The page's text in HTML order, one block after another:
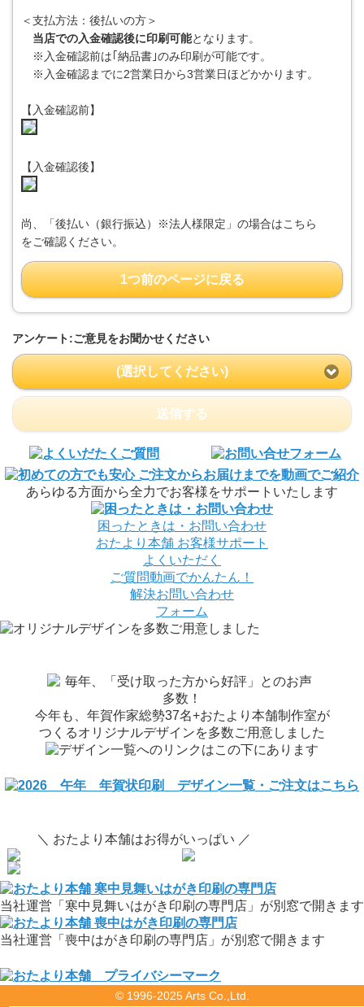
＜支払方法：後払いの方＞
当店での入金確認後に印刷可能となります。
※入金確認前は｢納品書｣のみ印刷が可能です。
※入金確認までに2営業日から3営業日ほどかかります。
【入金確認前】
【入金確認後】
尚、「後払い（銀行振込）※法人様限定」の場合はこちら
をご確認ください。
1つ前のページに戻る
アンケート:ご意見をお聞かせください
(選択してください)
送信する
あらゆる方面から全力でお客様をサポートいたします
困ったときは・お問い合わせ
おたより本舗 お客様サポート
よくいただく
ご質問動画でかんたん！
解決お問い合わせ
フォーム
今年も、年賀作家総勢37名+おたより本舗制作室が
つくるオリジナルデザインを多数ご用意しました
＼ おたより本舗はお得がいっぱい ／
当社運営「寒中見舞いはがき印刷の専門店」が別窓で開きます
当社運営「喪中はがき印刷の専門店」が別窓で開きます
© 1996-2025 Arts Co.,Ltd.